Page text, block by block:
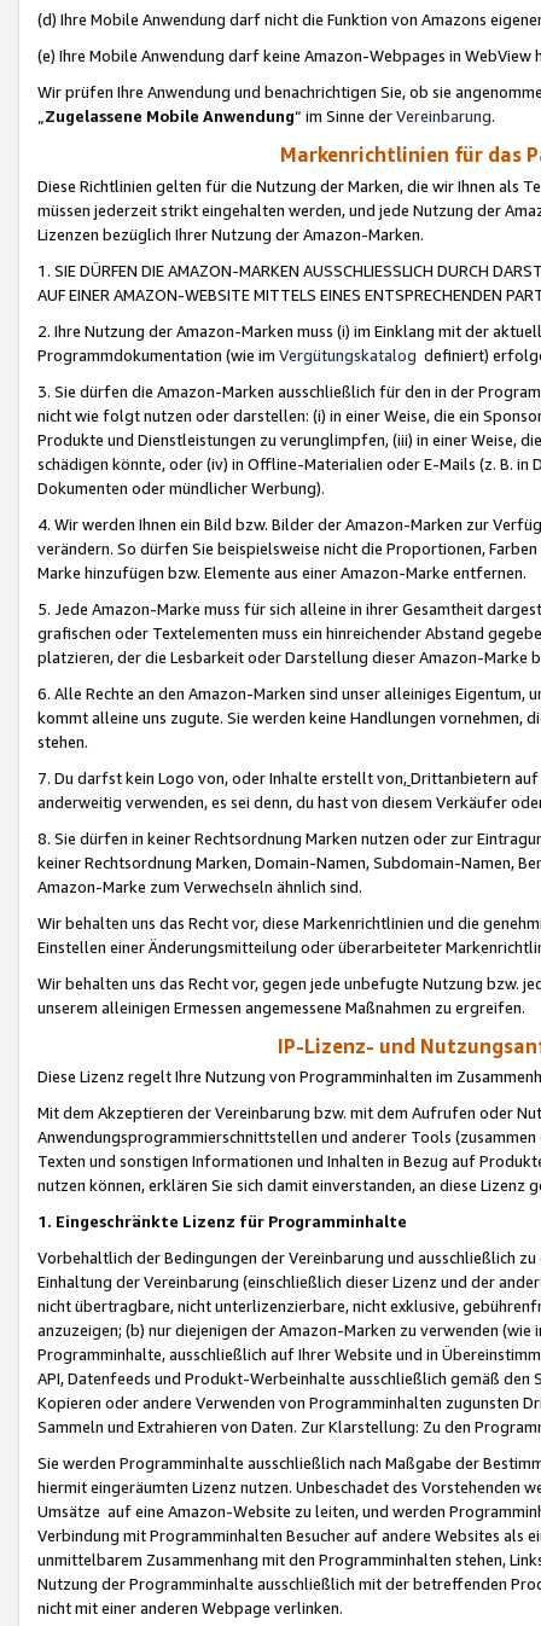
(d) Ihre Mobile Anwendung darf nicht die Funktion von Amazons
(e) Ihre Mobile Anwendung darf keine Amazon-Webpages in WebView
Wir prüfen Ihre Anwendung und benachrichtigen Sie, ob sie
„Zugelassene Mobile Anwendung“ im Sinne derVereinbarung.
Markenrichtlinien für das
Diese Richtlinien gelten für die Nutzung der Marken, die wir Ihnen als
müssen jederzeit strikt eingehalten werden, und jede Nutzung der
Lizenzen bezüglich Ihrer Nutzung der Amazon-Marken.
1. SIE DÜRFEN DIE AMAZON-MARKEN AUSSCHLIESSLICH DURCH
AUF EINER AMAZON-WEBSITE MITTELS EINES ENTSPRECHENDEN
2. Ihre Nutzung der Amazon-Marken muss (i) im Einklang mit der
Programmdokumentation (wie im Vergütungskatalog definiert)
3. Sie dürfen die Amazon-Marken ausschließlich für den in der
nicht wie folgt nutzen oder darstellen: (i) in einer Weise, die ein
Produkte und Dienstleistungen zu verunglimpfen, (iii) in einer Weise,
schädigen könnte, oder (iv) in Offline-Materialien oder E-Mails (z. B. in
Dokumenten oder mündlicher Werbung).
4. Wir werden Ihnen ein Bild bzw. Bilder der Amazon-Marken zur
verändern. So dürfen Sie beispielsweise nicht die Proportionen,
Marke hinzufügen bzw. Elemente aus einer Amazon-Marke entfernen.
5. Jede Amazon-Marke muss für sich alleine in ihrer Gesamtheit
grafischen oder Textelementen muss ein hinreichender Abstand
platzieren, der die Lesbarkeit oder Darstellung dieser Amazon-Marke
6. Alle Rechte an den Amazon-Marken sind unser alleiniges
kommt alleine uns zugute. Sie werden keine Handlungen vornehmen,
stehen.
7. Du darfst kein Logo von, oder Inhalte erstellt von,Drittanbietern auf
anderweitig verwenden, es sei denn, du hast von diesem Verkäufer
8. Sie dürfen in keiner Rechtsordnung Marken nutzen oder zur
keiner Rechtsordnung Marken, Domain-Namen, Subdomain-Namen,
Amazon-Marke zum Verwechseln ähnlich sind.
Wir behalten uns das Recht vor, diese Markenrichtlinien und die
Einstellen einer Änderungsmitteilung oder überarbeiteter
Wir behalten uns das Recht vor, gegen jede unbefugte Nutzung bzw.
unserem alleinigen Ermessen angemessene Maßnahmen zu ergreifen.
IP-Lizenz- und
Diese Lizenz regelt Ihre Nutzung von Programminhalten im
Mit dem Akzeptieren der Vereinbarung bzw. mit dem Aufrufen oder
Anwendungsprogrammierschnittstellen und anderer Tools (zusammen
Texten und sonstigen Informationen und Inhalten in Bezug auf
nutzen können, erklären Sie sich damit einverstanden, an diese Lizenz
1. Eingeschränkte Lizenz für Programminhalte
Vorbehaltlich der Bedingungen der Vereinbarung und ausschließlich
Einhaltung der Vereinbarung (einschließlich dieser Lizenz und der
nicht übertragbare, nicht unterlizenzierbare, nicht exklusive,
anzuzeigen; (b) nur diejenigen der Amazon-Marken zu verwenden
Programminhalte, ausschließlich auf Ihrer Website und in
API, Datenfeeds und Produkt-Werbeinhalte ausschließlich gemäß
Kopieren oder andere Verwenden von Programminhalten zugunsten
Sammeln und Extrahieren von Daten. Zur Klarstellung: Zu den
Sie werden Programminhalte ausschließlich nach Maßgabe der
hiermit eingeräumten Lizenz nutzen. Unbeschadet des Vorstehenden
Umsätze auf eine Amazon-Website zu leiten, und werden
Verbindung mit Programminhalten Besucher auf andere Websites als
unmittelbarem Zusammenhang mit den Programminhalten stehen,
Nutzung der Programminhalte ausschließlich mit der betreffenden
nicht mit einer anderen Webpage verlinken.